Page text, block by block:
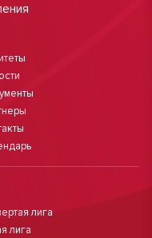
лига
лига